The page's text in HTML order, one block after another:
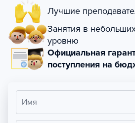
Лучшие
Занятия в
уровню
Официальная
поступления на
Имя